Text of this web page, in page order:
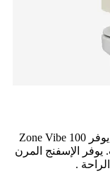
أخف من معظم سماعات الرأس على الأذن؛ يوفر Zone Vibe 100
يوفر الإسفنج المرن
.